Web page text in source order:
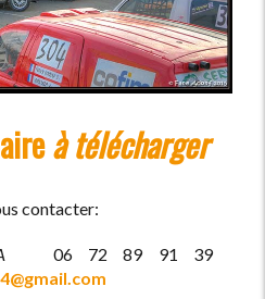
à télécharger
contacter:
06 72 89 91 39